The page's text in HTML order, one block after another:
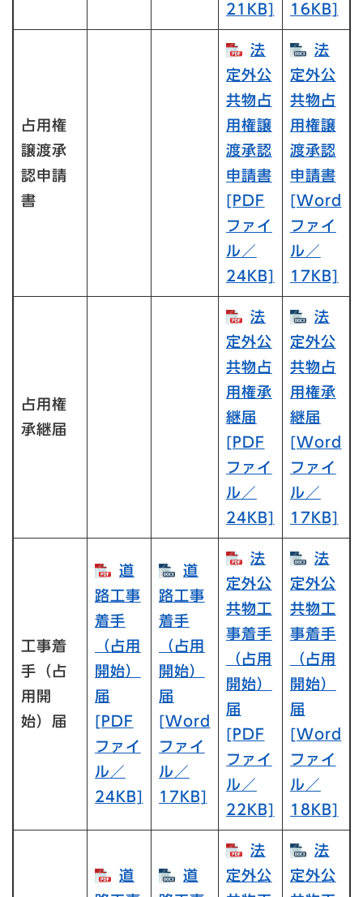
21KB]
16KB]
占用権
譲渡承
認申請
書
法
定外公
共物占
用権譲
渡承認
申請書
[PDF
ファイ
ル／
24KB]
法
定外公
共物占
用権譲
渡承認
申請書
[Word
ファイ
ル／
17KB]
占用権
承継届
法
定外公
共物占
用権承
継届
[PDF
ファイ
ル／
24KB]
法
定外公
共物占
用権承
継届
[Word
ファイ
ル／
17KB]
工事着
手（占
用開
始）届
道
路工事
着手
（占用
開始）
届
[PDF
ファイ
ル／
24KB]
道
路工事
着手
（占用
開始）
届
[Word
ファイ
ル／
17KB]
法
定外公
共物工
事着手
（占用
開始）
届
[PDF
ファイ
ル／
22KB]
法
定外公
共物工
事着手
（占用
開始）
届
[Word
ファイ
ル／
18KB]
道
道
法
定外公
法
定外公